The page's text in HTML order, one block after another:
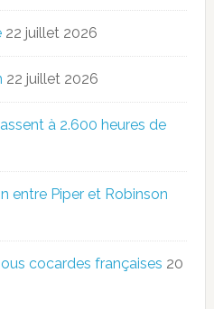
22 juillet 2026
22 juillet 2026
à 2.600 heures de
entre Piper et Robinson
cocardes françaises 20